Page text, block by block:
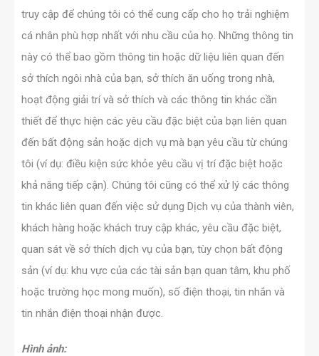
truy cập để chúng tôi có thể cung cấp cho họ trải nghiệm
cá nhân phù hợp nhất với nhu cầu của họ. Những thông tin
này có thể bao gồm thông tin hoặc dữ liệu liên quan đến
sở thích ngôi nhà của bạn, sở thích ăn uống trong nhà,
hoạt động giải trí và sở thích và các thông tin khác cần
thiết để thực hiện các yêu cầu đặc biệt của bạn liên quan
đến bất động sản hoặc dịch vụ mà bạn yêu cầu từ chúng
tôi (ví dụ: điều kiện sức khỏe yêu cầu vị trí đặc biệt hoặc
khả năng tiếp cận). Chúng tôi cũng có thể xử lý các thông
tin khác liên quan đến việc sử dụng Dịch vụ của thành viên,
khách hàng hoặc khách truy cập khác, yêu cầu đặc biệt,
quan sát về sở thích dịch vụ của bạn, tùy chọn bất động
sản (ví dụ: khu vực của các tài sản bạn quan tâm, khu phố
hoặc trường học mong muốn), số điện thoại, tin nhắn và
tin nhắn điện thoại nhận được.
Hình ảnh: